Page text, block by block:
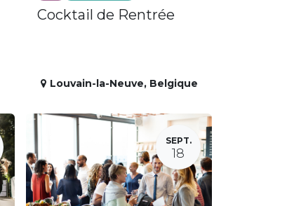
Cocktail de Rentrée
Louvain-la-Neuve, Belgique
SEPT.
18